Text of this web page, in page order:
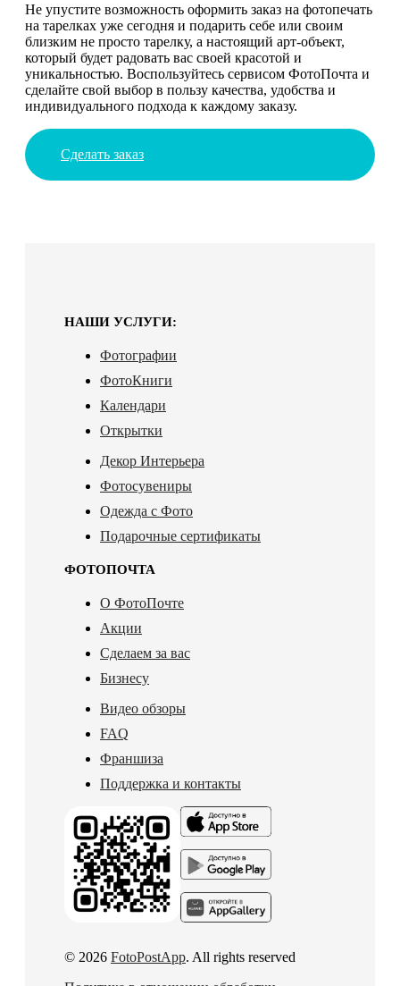
Не упустите возможность оформить заказ на фотопечать
на тарелках уже сегодня и подарить себе или своим
близким не просто тарелку, а настоящий арт-объект,
который будет радовать вас своей красотой и
уникальностью. Воспользуйтесь сервисом ФотоПочта и
сделайте свой выбор в пользу качества, удобства и
индивидуального подхода к каждому заказу.
Сделать заказ
НАШИ УСЛУГИ:
Фотографии
ФотоКниги
Календари
Открытки
Декор Интерьера
Фотосувениры
Одежда с Фото
Подарочные сертификаты
ФОТОПОЧТА
О ФотоПочте
Акции
Сделаем за вас
Бизнесу
Видео обзоры
FAQ
Франшиза
Поддержка и контакты
© 2026 FotoPostApp. All rights reserved